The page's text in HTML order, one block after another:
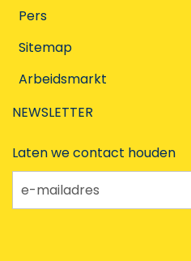
Pers
Sitemap
Arbeidsmarkt
NEWSLETTER
Laten we contact houden
e-mailadres